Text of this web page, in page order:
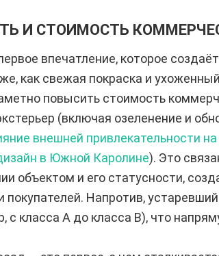
И СТОИМОСТЬ
впечатление, которое
как свежая покраска и
повысить стоимость
(включая озеленение и
внешней привлекательности
в Южной Каролине). Это
объектом и его статусности,
Напротив,
с класса A до класса B), что